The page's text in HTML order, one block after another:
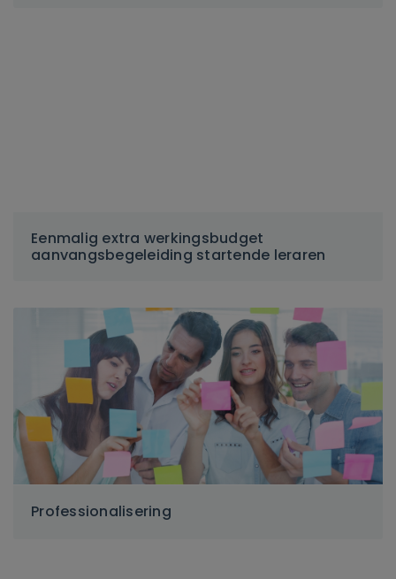
Eenmalig extra werkingsbudget
aanvangsbegeleiding startende leraren
Professionalisering